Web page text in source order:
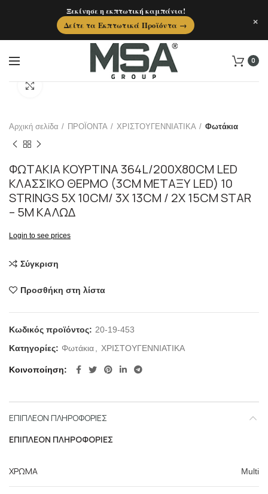
0
Αρχική σελίδα ΠΡΟΪΟΝΤΑ ΧΡΙΣΤΟΥΓΕΝΝΙΑΤΙΚΑ Φωτάκια
ΦΩΤΑΚΙΑ ΚΟΥΡΤΙΝΑ 364L/200X80CM LED
ΚΛΑΣΣΙΚΟ ΘΕΡΜΟ (3CM ΜΕΤΑΞΥ LED) 10
STRINGS 5X 10CM/ 3X 13CM / 2X 15CM STAR
– 5M ΚΑΛΩΔ
Login to see prices
Σύγκριση
Προσθήκη στη λίστα
Κωδικός προϊόντος: 20-19-453
Κατηγορίες: Φωτάκια ΧΡΙΣΤΟΥΓΕΝΝΙΑΤΙΚΑ
Κοινοποίηση
ΕΠΙΠΛΈΟΝ ΠΛΗΡΟΦΟΡΊΕΣ
ΕΠΙΠΛΈΟΝ ΠΛΗΡΟΦΟΡΊΕΣ
ΧΡΩΜΑ Multi
Ξεκίνησε η εκπτωτική καμπάνια!
Δείτε τα Εκπτωτικά Προϊόντα →
×